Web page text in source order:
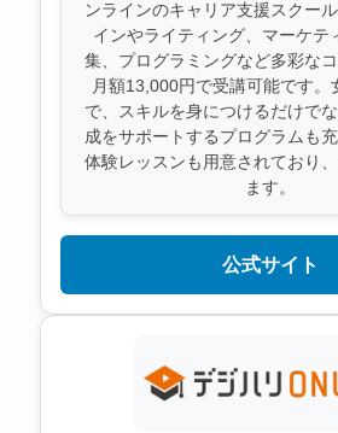
ンラインのキャリア支援スクー
インやライティング、マーケテ
集、プログラミングなど多彩なコ
月額13,000円で受講可能です。
で、スキルを身につけるだけで
成をサポートするプログラムも充
体験レッスンも用意されており
ます。
公式サイト